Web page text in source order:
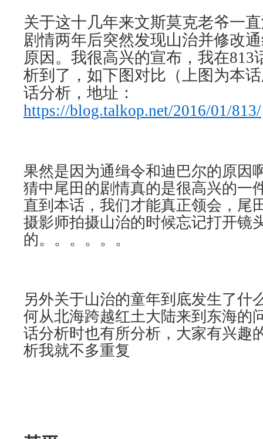
关于这十几年来文斯莫克老爷一
剧情两年后突然发现山治并修改
原因。我很高兴的宣布，我在813
析到了，如下图对比（上图为本
话分析，地址：
https://blog.talkop.net/2016/01/813/
果然是因为通缉令和迪巴尔的原因
猜中尾田的剧情真的是很高兴的一
直到本话，我们才能真正领会，尾
摄影师拍摄山治的时候忘记打开镜
的。。。。。。
另外关于山治的童年到底发生了什
何从北海跨越红土大陆来到东海的
话分析时也有所分析，大家有兴趣
析我就不多重复